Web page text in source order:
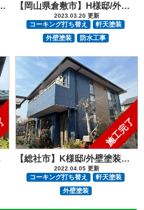
/外部塗装防水工事 【岡山県倉敷市】H様邸/外壁塗装防水工事
2023.03.20 更新
コーキング打ち替え
軒天塗装
外壁塗装
防水工事
事
施工完了
【総社市】K様邸/外壁塗装工事
2022.04.05 更新
コーキング打ち替え
軒天塗装
外壁塗装